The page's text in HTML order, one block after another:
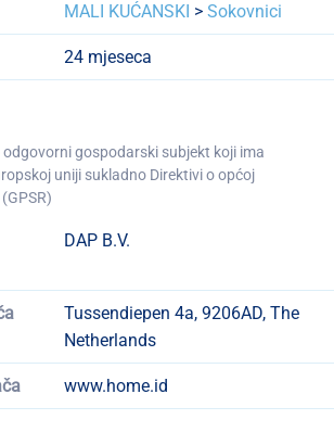
MALI KUĆANSKI > Sokovnici
24 mjeseca
gospodarski subjekt koji ima
uniji sukladno Direktivi o općoj
DAP B.V.
Tussendiepen 4a, 9206AD, The
Netherlands
www.home.id